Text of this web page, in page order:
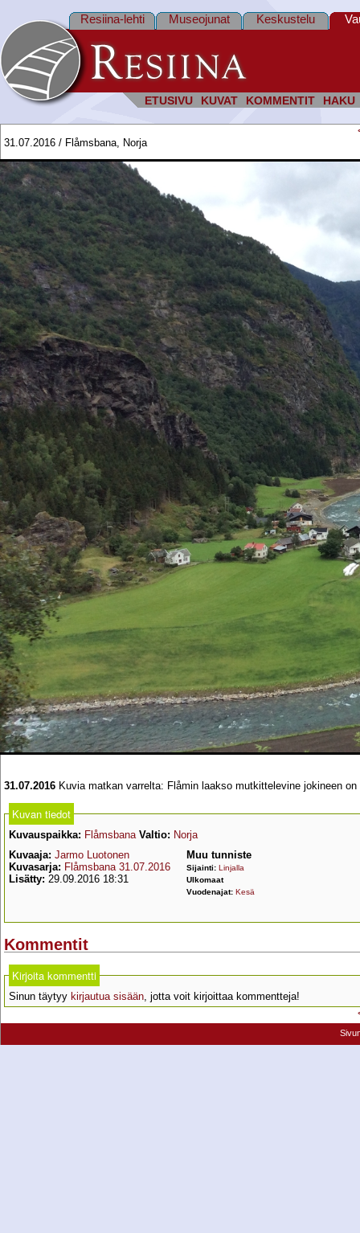
ETUSIVU KUVAT KOMMENTIT HAKU
Resiina-lehti Museojunat Keskustelu
31.07.2016 / Flåmsbana, Norja
31.07.2016 Kuvia matkan varrelta: Flåmin laakso mutkittelevine jokineen
Kuvan tiedot
Kuvauspaikka: Flåmsbana Valtio: Norja
Kuvaaja: Jarmo Luotonen
Kuvasarja: Flåmsbana 31.07.2016
Lisätty: 29.09.2016 18:31
Muu tunniste
Sijainti: Linjalla
Ulkomaat
Vuodenajat: Kesä
Kommentit
Kirjoita kommentti
Sinun täytyy kirjautua sisään, jotta voit kirjoittaa kommentteja!